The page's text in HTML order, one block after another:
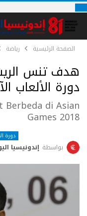
الصفحة الرئيسية رياضة
هدف تنس
دورة الألعاب
Berbeda di Asian
Games 2018
دورة
بواسطة إندونيسيا